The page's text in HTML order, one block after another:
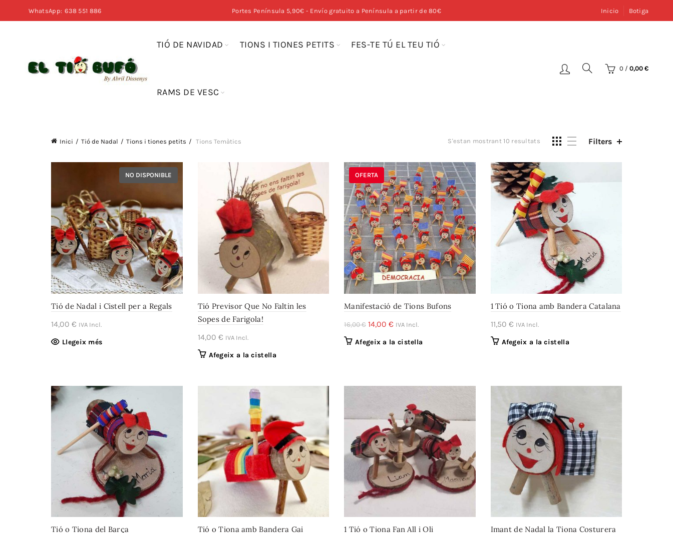
WhatsApp: 638 551 886 Portes Península 5,90€ - Envío gratuito a Península a partir de 80€ Inicio Botiga
TIÓ DE NAVIDAD TIONS I TIONES PETITS FES-TE TÚ EL TEU TIÓ
RAMS DE VESC
0 / 0,00 €
Inici Tió de Nadal Tions i tiones petits Tions Temàtics S'estan mostrant 10 resultats Filters
NO DISPONIBLE
Tió de Nadal i Cistell per a Regals
14,00 € IVA Incl.
Llegeix més
Tió Previsor Que No Faltin les
Sopes de Farigola!
14,00 € IVA Incl.
Afegeix a la cistella
OFERTA
Manifestació de Tions Bufons
16,00€ El
original
14,00 €ElIVA Incl.
Afegeix a la cistella
1 Tió o Tiona amb Bandera Catalana
11,50 € IVA Incl.
Afegeix a la cistella
Tió o Tiona del Barça
Tió o Tiona amb Bandera Gai
1 Tió o Tiona Fan All i Oli
Imant de Nadal la Tiona Costurera